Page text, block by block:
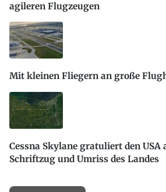
agileren Flugzeugen
Mit kleinen Fliegern an große
Cessna Skylane gratuliert den
Schriftzug und Umriss des Landes